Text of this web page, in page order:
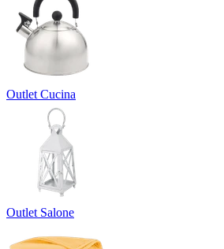
Outlet Cucina
Outlet Salone